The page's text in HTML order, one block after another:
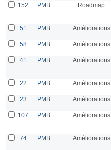
152
PMB Roadmap
51 PMB Améliorations
58 PMB Améliorations
41 PMB Améliorations
22 PMB Améliorations
23 PMB Améliorations
107 PMB Améliorations
74 PMB Améliorations